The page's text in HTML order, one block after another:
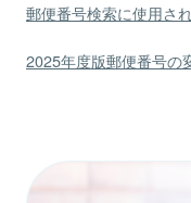
郵便番号検索に使用さ
2025年度版郵便番号の